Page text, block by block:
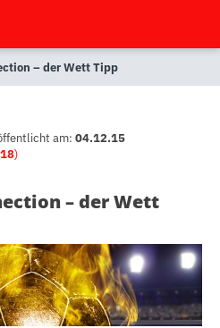
– der Wett Tipp
am: 04.12.15
)
– der Wett